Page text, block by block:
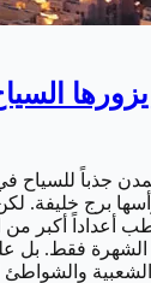
يزورها
جذباً للسياح
برج خليفة.
أعداداً أكبر من
الشهرة فقط. بل
الشعبية